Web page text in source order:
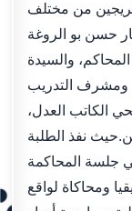
من مختلف
حسن بو الروغة
المحاكم، والسيدة
ومشرف التدريب
الكاتب العدل،
نفذ الطلبة
جلسة المحاكمة
ومحاكاة لواقع